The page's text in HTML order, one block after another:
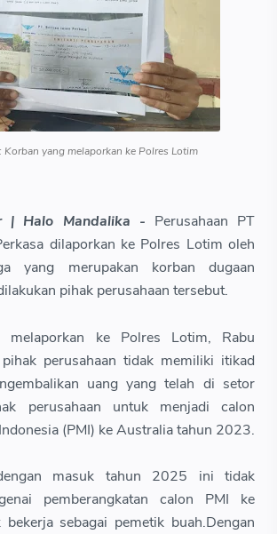
Korban yang melaporkan ke Polres Lotim
| Halo Mandalika - Perusahaan PT
dilaporkan ke Polres Lotim oleh
yang merupakan korban dugaan
pihak perusahaan tersebut.
melaporkan ke Polres Lotim, Rabu
perusahaan tidak memiliki itikad
uang yang telah di setor
perusahaan untuk menjadi calon
(PMI) ke Australia tahun 2023.
masuk tahun 2025 ini tidak
pemberangkatan calon PMI ke
sebagai pemetik buah.Dengan